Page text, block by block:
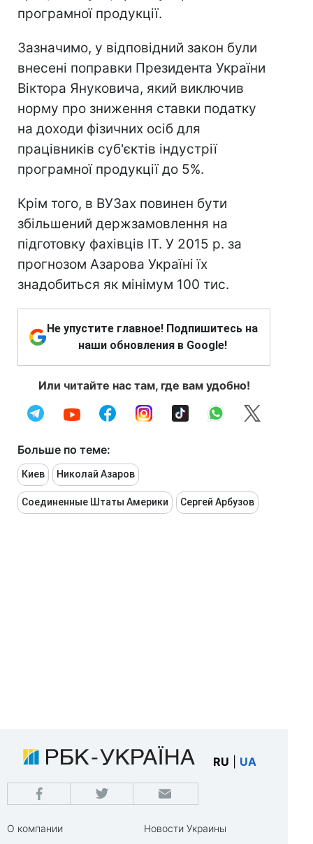
програмної продукції.
Зазначимо, у відповідний закон були
внесені поправки Президента України
Віктора Януковича, який виключив
норму про зниження ставки податку
на доходи фізичних осіб для
працівників суб'єктів індустрії
програмної продукції до 5%.
Крім того, в ВУЗах повинен бути
збільшений держзамовлення на
підготовку фахівців IT. У 2015 р. за
прогнозом Азарова Україні їх
знадобиться як мінімум 100 тис.
Не упустите главное! Подпишитесь на
наши обновления в Google!
Или читайте нас там, где вам удобно!
Больше по теме:
Киев Николай Азаров
Соединенные Штаты Америки Сергей Арбузов
RU UA
О компании
Новости Украины